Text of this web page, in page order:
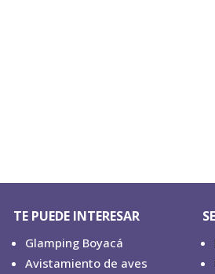
TE PUEDE INTERESAR
Glamping Boyacá
Avistamiento de aves